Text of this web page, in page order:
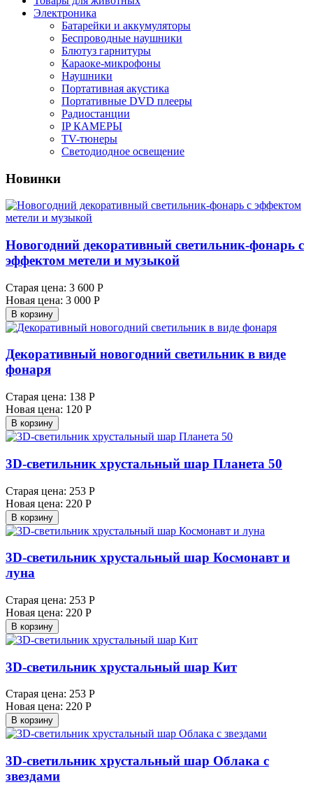
Электроника
Батарейки и аккумуляторы
Беспроводные наушники
Блютуз гарнитуры
Караоке-микрофоны
Наушники
Портативная акустика
Портативные DVD плееры
Радиостанции
IP КАМЕРЫ
TV-тюнеры
Светодиодное освещение
Новинки
Новогодний декоративный светильник-фонарь с
эффектом метели и музыкой
Старая цена: 3 600 Р
Новая цена: 3 000 Р
В корзину
Декоративный новогодний светильник в виде
фонаря
Старая цена: 138 Р
Новая цена: 120 Р
В корзину
3D-светильник хрустальный шар Планета 50
Старая цена: 253 Р
Новая цена: 220 Р
В корзину
3D-светильник хрустальный шар Космонавт и
луна
Старая цена: 253 Р
Новая цена: 220 Р
В корзину
3D-светильник хрустальный шар Кит
Старая цена: 253 Р
Новая цена: 220 Р
В корзину
3D-светильник хрустальный шар Облака с
звездами